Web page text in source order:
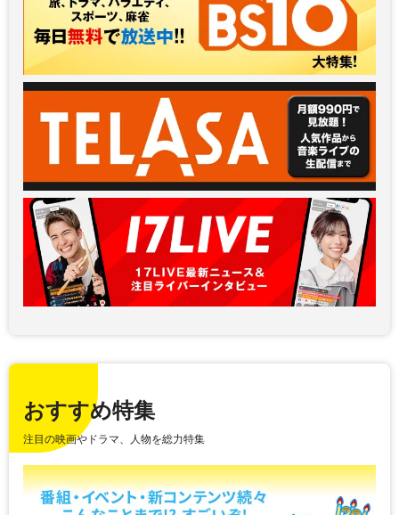
おすすめ特集
注目の映画やドラマ、人物を総力特集